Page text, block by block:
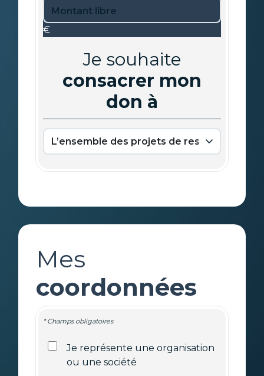
€
Je souhaite
consacrer mon
don à
Mes
coordonnées
* Champs obligatoires
Je représente une organisation
ou une société